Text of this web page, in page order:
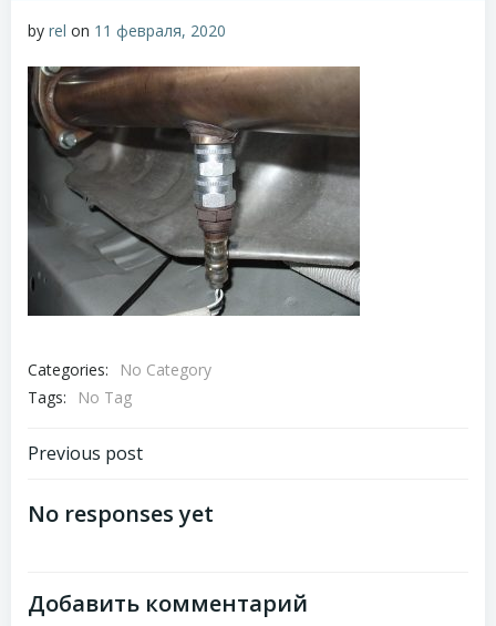
by rel on 11 февраля, 2020
Categories:
No Category
Tags:
No Tag
Навигация
по
Previous post
No responses yet
Добавить комментарий